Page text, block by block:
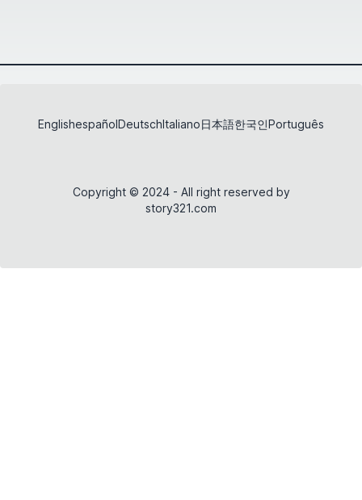
EnglishespañolDeutschItaliano日本語한국인Português
Copyright © 2024 - All right reserved by
story321.com